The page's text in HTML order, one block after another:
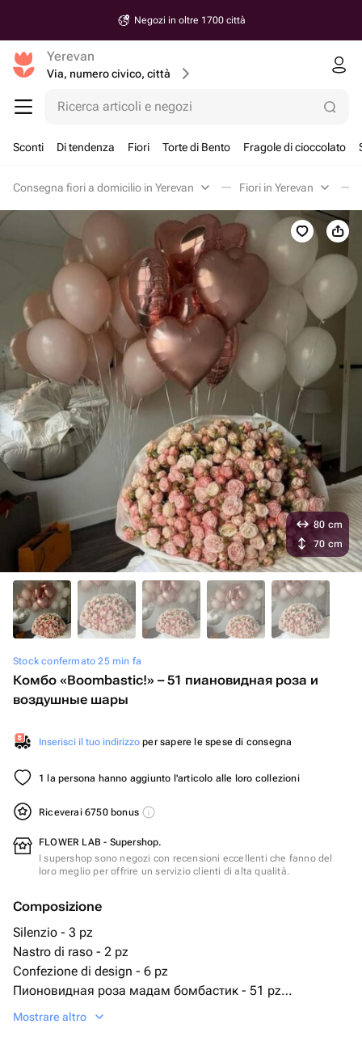
Negozi in oltre 1700 città
Yerevan
Via, numero civico, città
Ricerca articoli e negozi
Sconti Di tendenza Fiori Torte di Bento Fragole di cioccolato
Consegna fiori a domicilio in Yerevan Fiori in Yerevan
Stock confermato 25 min fa
Комбо «Boombastic!» – 51 пиановидная роза и
воздушные шары
Inserisci il tuo indirizzo per sapere le spese di consegna
1 la persona hanno aggiunto l'articolo alle loro collezioni
Riceverai 6750 bonus
FLOWER LAB - Supershop.
I supershop sono negozi con recensioni eccellenti che fanno del
loro meglio per offrire un servizio clienti di alta qualità.
Composizione
Silenzio - 3 pz
Nastro di raso - 2 pz
Confezione di design - 6 pz
Пионовидная роза мадам бомбастик - 51 pz
шары латексные - 20 pz
Mostrare altro
80 cm
70 cm